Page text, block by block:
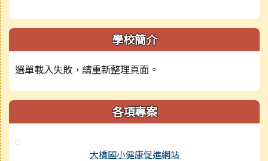
學校簡介
選單載入失敗，請重新整理頁面。
各項專案
大橋國小健康促進網站